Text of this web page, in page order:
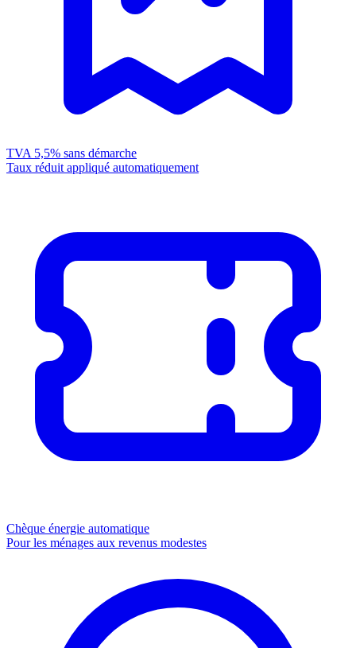
TVA 5,5% sans démarche
Taux réduit appliqué automatiquement
Chèque énergie automatique
Pour les ménages aux revenus modestes